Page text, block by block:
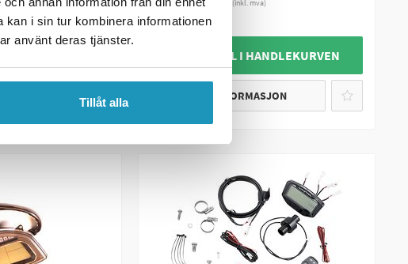
i sin tur kombinera informationen
använt deras tjänster.
Tillåt alla
(inkl. mva)
8 PÅ LAGER
+ LEGG TIL I HANDLEKURVEN
MER INFORMASJON